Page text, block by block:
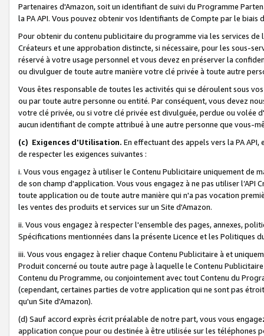
Partenaires d'Amazon, soit un identifiant de suivi du Programme
la PA API. Vous pouvez obtenir vos Identifiants de Compte par le biais
Pour obtenir du contenu publicitaire du programme via les services
Créateurs et une approbation distincte, si nécessaire, pour les sous-
réservé à votre usage personnel et vous devez en préserver la
ou divulguer de toute autre manière votre clé privée à toute autre
Vous êtes responsable de toutes les activités qui se déroulent sous
ou par toute autre personne ou entité. Par conséquent, vous devez
votre clé privée, ou si votre clé privée est divulguée, perdue ou volée
aucun identifiant de compte attribué à une autre personne que vous-
(c) Exigences d'Utilisation. En effectuant des appels vers la PA
de respecter les exigences suivantes :
i. Vous vous engagez à utiliser le Contenu Publicitaire uniquement de
de son champ d'application. Vous vous engagez à ne pas utiliser l’API
toute application ou de toute autre manière qui n'a pas vocation
les ventes des produits et services sur un Site d'Amazon.
ii. Vous vous engagez à respecter l'ensemble des pages, annexes,
Spécifications mentionnées dans la présente Licence et les Politiques
iii. Vous vous engagez à relier chaque Contenu Publicitaire à et
Produit concerné ou toute autre page à laquelle le Contenu
Contenu du Programme, ou conjointement avec tout Contenu du
(cependant, certaines parties de votre application qui ne sont pas
qu'un Site d'Amazon).
(d) Sauf accord exprès écrit préalable de notre part, vous vous
application conçue pour ou destinée à être utilisée sur les téléphones